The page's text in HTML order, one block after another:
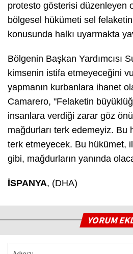
protesto gösterisi düzenleyen
bölgesel hükümeti sel
konusunda halkı uyarmakta
Bölgenin Başkan Yardımcısı
kimsenin istifa etmeyeceğini
yapmanın kurbanlara ihanet
Camarero, "Felaketin
insanlara verdiği zarar göz
mağdurları terk edemeyiz. Bu
terk etmeyecek. Bu hükümet,
gibi, mağdurların yanında
İSPANYA, (DHA)
YORUM